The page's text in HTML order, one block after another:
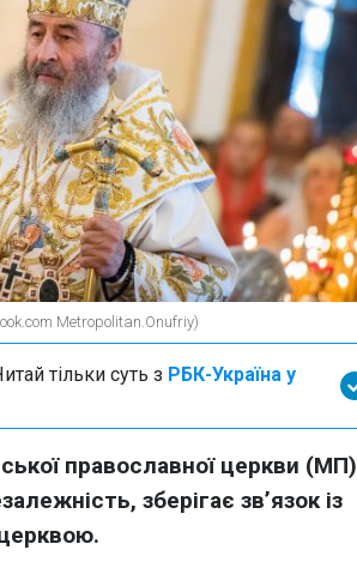
Metropolitan.Onufriy)
тільки суть з РБК-Україна у
православної церкви
зберігає зв’язок із